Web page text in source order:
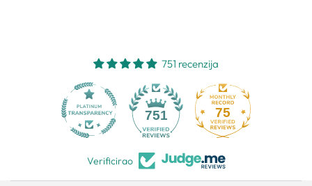
751 recenzija
751 75
Verificirao